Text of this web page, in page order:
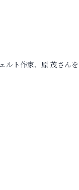
ルト作家、原 茂さん